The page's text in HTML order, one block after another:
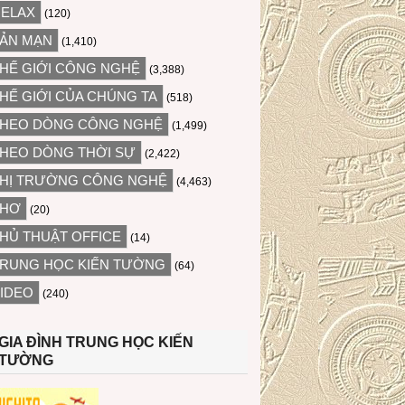
(120)
MẠN (1,410)
GIỚI CÔNG NGHỆ (3,388)
GIỚI CỦA CHÚNG TA (518)
DÒNG CÔNG NGHỆ (1,499)
DÒNG THỜI SỰ (2,422)
TRƯỜNG CÔNG NGHỆ (4,463)
(20)
THUẬT OFFICE (14)
HỌC KIẾN TƯỜNG (64)
(240)
ĐÌNH TRUNG HỌC KIẾN